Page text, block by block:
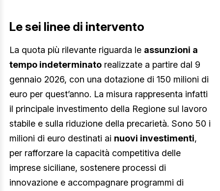
Le sei linee di intervento
La quota più rilevante riguarda le assunzioni a
tempo indeterminato realizzate a partire dal 9
gennaio 2026, con una dotazione di 150 milioni di
euro per quest’anno. La misura rappresenta infatti
il principale investimento della Regione sul lavoro
stabile e sulla riduzione della precarietà. Sono 50 i
milioni di euro destinati ai nuovi investimenti,
per rafforzare la capacità competitiva delle
imprese siciliane, sostenere processi di
innovazione e accompagnare programmi di